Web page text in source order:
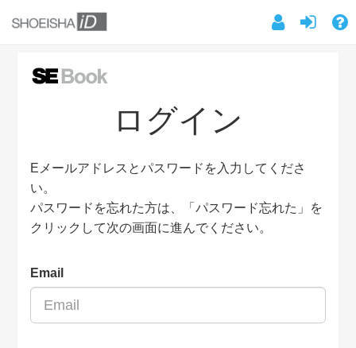
ログイン
Eメールアドレスとパスワードを入力してくださ
い。
パスワードを忘れた方は、「パスワード忘れた」を
クリックして次の画面に進んでください。
Email